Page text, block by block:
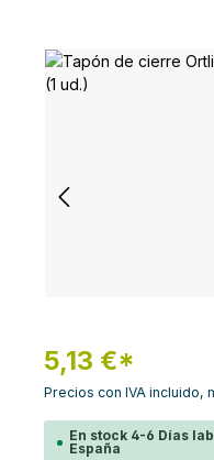
Omitir galería de
5,13 €*
Precios con IVA incluido,
En stock 4-6 Días
España